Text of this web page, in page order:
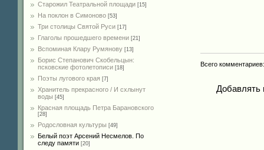
Cтарожил Театральной площади [15]
На поклон в Симоново [53]
Три столицы Святой Руси [17]
Глаголы прошедшего времени [21]
Вспоминая Клару Румянову [13]
Борис Степанович Скобельцын:
псковские фотолетописи [18]
Поэты лугового края [7]
Хранитель прекрасного / И схлынут
воды [45]
Красная площадь Петра Барановского
[28]
Родословная культуры [49]
Белый поэт Арсений Несмелов. По
следу памяти [20]
Всего комментариев
Добавлять